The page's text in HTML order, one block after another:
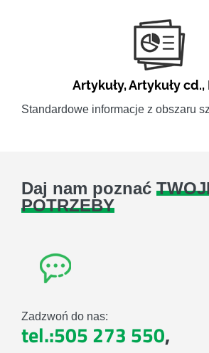
Artykuły,Artykuły cd.,
Standardowe informacje z obszaru
Daj nam poznać
POTRZEBY
Zadzwoń do nas:
tel.:505 273 550,